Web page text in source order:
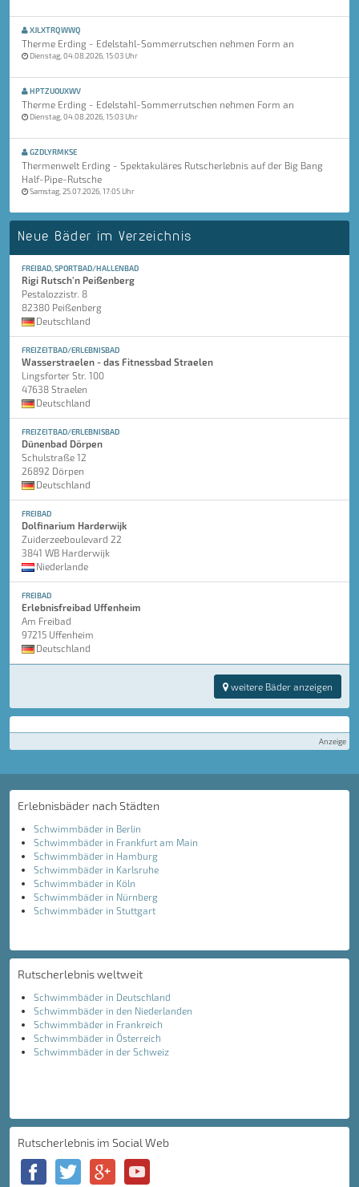
XJLXTRQWWQ
Therme Erding - Edelstahl-Sommerrutschen nehmen Form an
Dienstag, 04.08.2026, 15:03 Uhr
HPTZUOUXWV
Therme Erding - Edelstahl-Sommerrutschen nehmen Form an
Dienstag, 04.08.2026, 15:03 Uhr
GZDLYRMKSE
Thermenwelt Erding - Spektakuläres Rutscherlebnis auf der Big Bang
Half-Pipe-Rutsche
Samstag, 25.07.2026, 17:05 Uhr
Neue Bäder im Verzeichnis
FREIBAD, SPORTBAD/HALLENBAD
Rigi Rutsch'n Peißenberg
Pestalozzistr. 8
82380 Peißenberg
Deutschland
FREIZEITBAD/ERLEBNISBAD
Wasserstraelen - das Fitnessbad Straelen
Lingsforter Str. 100
47638 Straelen
Deutschland
FREIZEITBAD/ERLEBNISBAD
Dünenbad Dörpen
Schulstraße 12
26892 Dörpen
Deutschland
FREIBAD
Dolfinarium Harderwijk
Zuiderzeeboulevard 22
3841 WB Harderwijk
Niederlande
FREIBAD
Erlebnisfreibad Uffenheim
Am Freibad
97215 Uffenheim
Deutschland
weitere Bäder anzeigen
Anzeige
Erlebnisbäder nach Städten
Schwimmbäder in Berlin
Schwimmbäder in Frankfurt am Main
Schwimmbäder in Hamburg
Schwimmbäder in Karlsruhe
Schwimmbäder in Köln
Schwimmbäder in Nürnberg
Schwimmbäder in Stuttgart
Rutscherlebnis weltweit
Schwimmbäder in Deutschland
Schwimmbäder in den Niederlanden
Schwimmbäder in Frankreich
Schwimmbäder in Österreich
Schwimmbäder in der Schweiz
Rutscherlebnis im Social Web